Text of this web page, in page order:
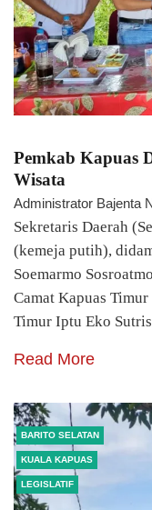
Pemkab Kapuas
Wisata
Administrator Bajenta
Sekretaris Daerah
(kemeja putih),
Soemarmo
Camat Kapuas
Timur Iptu Eko
Read More
BARITO SELATAN
KUALA KAPUAS
LEGISLATIF